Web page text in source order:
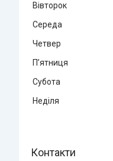
Вівторок
Середа
Четвер
Пʼятниця
Субота
Неділя